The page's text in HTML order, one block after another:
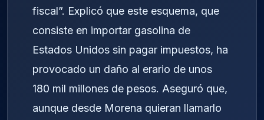
fiscal”. Explicó que este esquema, que
consiste en importar gasolina de
Estados Unidos sin pagar impuestos, ha
provocado un daño al erario de unos
180 mil millones de pesos. Aseguró que,
aunque desde Morena quieran llamarlo